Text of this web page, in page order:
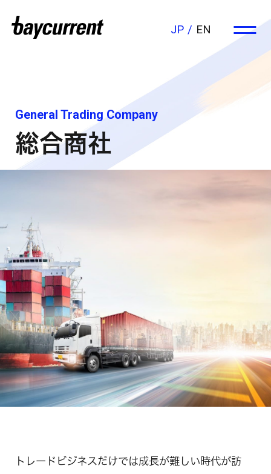
EN
JP
General Trading Company
総合商社
トレードビジネスだけでは成長が難しい時代が訪